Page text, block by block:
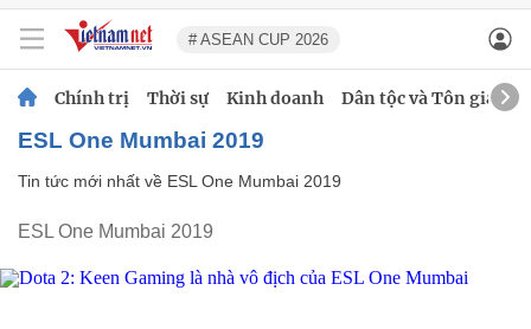
# ASEAN CUP 2026
Chính trị Thời sự Kinh doanh Dân tộc và Tôn giáo
ESL One Mumbai 2019
Tin tức mới nhất về ESL One Mumbai 2019
ESL One Mumbai 2019